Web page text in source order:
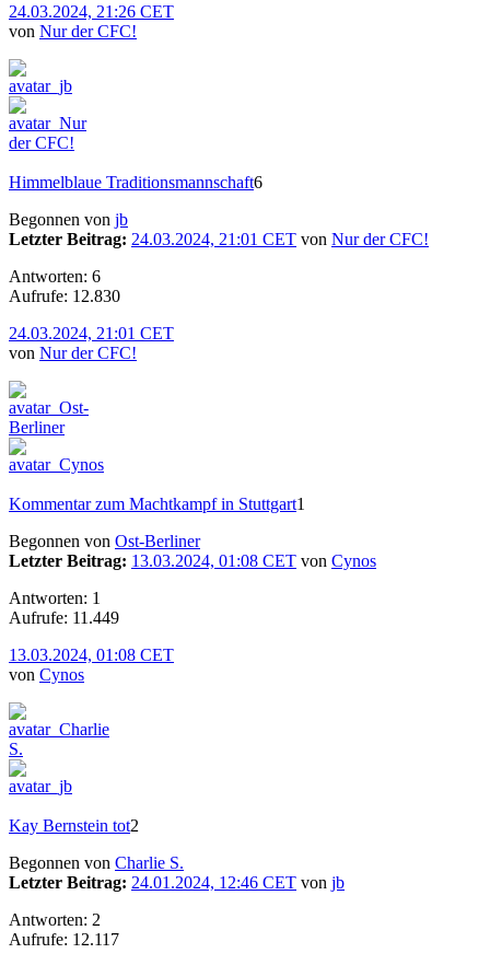
24.03.2024, 21:26 CET
von Nur der CFC!
Himmelblaue Traditionsmannschaft6
Begonnen von jb
Letzter Beitrag: 24.03.2024, 21:01 CET von Nur der CFC!
Antworten: 6
Aufrufe: 12.830
24.03.2024, 21:01 CET
von Nur der CFC!
Kommentar zum Machtkampf in Stuttgart1
Begonnen von Ost-Berliner
Letzter Beitrag: 13.03.2024, 01:08 CET von Cynos
Antworten: 1
Aufrufe: 11.449
13.03.2024, 01:08 CET
von Cynos
Kay Bernstein tot2
Begonnen von Charlie S.
Letzter Beitrag: 24.01.2024, 12:46 CET von jb
Antworten: 2
Aufrufe: 12.117